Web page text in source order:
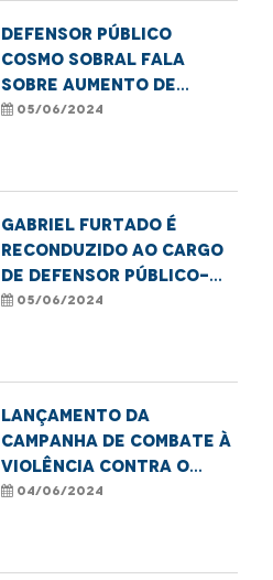
Defensor público
Cosmo Sobral fala
sobre aumento de
casos de violência
05/06/2024
Gabriel Furtado é
reconduzido ao cargo
de defensor público-
geral do Estado
05/06/2024
Lançamento da
Campanha de Combate à
Violência Contra o
Idoso
04/06/2024